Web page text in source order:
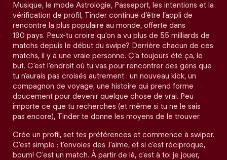
Musique, le mode Astrologie, Passeport, les intentions et la
vérification de profil, Tinder continue d’être l’appli de
rencontre la plus populaire au monde, offerte dans
190 pays. Peux-tu croire qu'on a vu plus de 55 milliards de
matchs depuis le début du swipe? Derrière chacun de ces
matchs, il y a une vraie personne. Ç’a toujours été ça, le
but. C’est l’endroit où tu vas pour rencontrer des gens que
tu n’aurais pas croisés autrement : un nouveau kick, un
compagnon de voyage, une histoire qui prend forme
doucement pour devenir quelque chose de vrai. Peu
importe ce que tu recherches (et même si tu ne le sais
pas encore), Tinder te donne les moyens de le trouver.
Crée un profil, set tes préférences et commence à swiper.
C'est simple : t'envoies des J'aime, et si c'est réciproque,
boum! C'est un match. À partir de là, c'est à toi je jouer,